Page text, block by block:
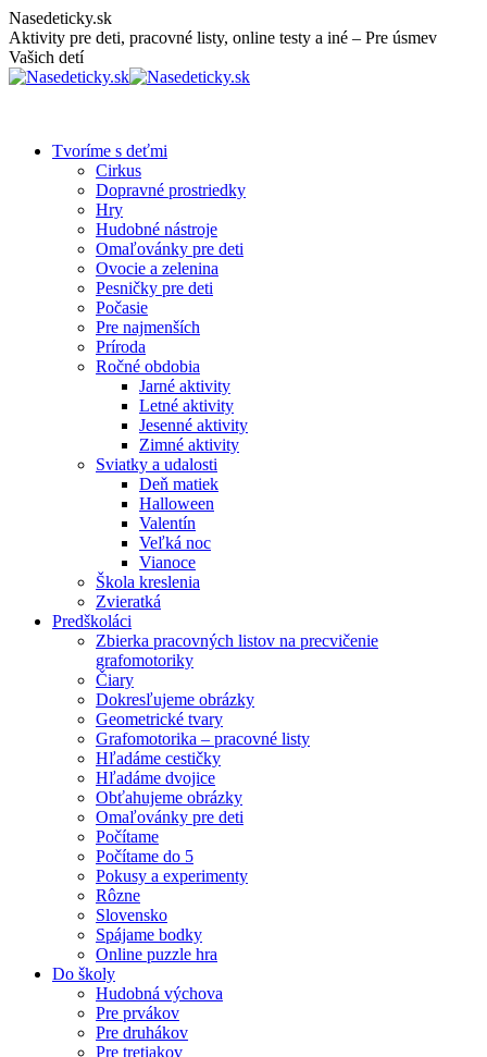
Skip
to
content
Nasedeticky.sk
Aktivity pre deti, pracovné listy, online testy a iné – Pre úsmev
Vašich detí
Tvoríme s deťmi
Cirkus
Dopravné prostriedky
Hry
Hudobné nástroje
Omaľovánky pre deti
Ovocie a zelenina
Pesničky pre deti
Počasie
Pre najmenších
Príroda
Ročné obdobia
Jarné aktivity
Letné aktivity
Jesenné aktivity
Zimné aktivity
Sviatky a udalosti
Deň matiek
Halloween
Valentín
Veľká noc
Vianoce
Škola kreslenia
Zvieratká
Predškoláci
Zbierka pracovných listov na precvičenie
grafomotoriky
Čiary
Dokresľujeme obrázky
Geometrické tvary
Grafomotorika – pracovné listy
Hľadáme cestičky
Hľadáme dvojice
Obťahujeme obrázky
Omaľovánky pre deti
Počítame
Počítame do 5
Pokusy a experimenty
Rôzne
Slovensko
Spájame bodky
Online puzzle hra
Do školy
Hudobná výchova
Pre prvákov
Pre druhákov
Pre tretiakov